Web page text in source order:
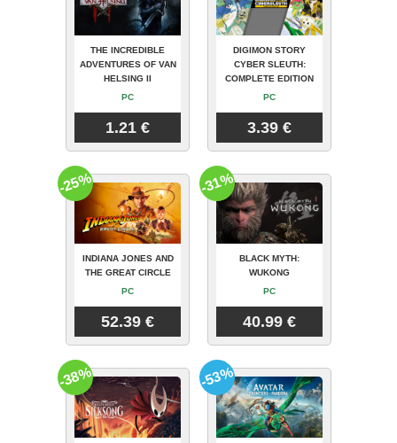
THE INCREDIBLE
ADVENTURES OF VAN
HELSING II
PC
1.21 €
DIGIMON STORY
CYBER SLEUTH:
COMPLETE EDITION
PC
3.39 €
INDIANA JONES AND
THE GREAT CIRCLE
PC
52.39 €
-25%
BLACK MYTH:
WUKONG
PC
40.99 €
-31%
-38% -53%